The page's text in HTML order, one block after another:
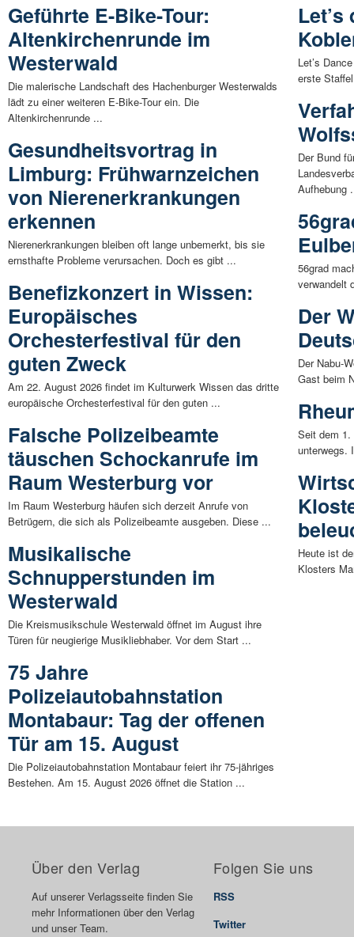
Geführte E-Bike-Tour:
Altenkirchenrunde im
Westerwald
Die malerische Landschaft des Hachenburger Westerwalds
lädt zu einer weiteren E-Bike-Tour ein. Die
Altenkirchenrunde ...
Gesundheitsvortrag in
Limburg: Frühwarnzeichen
von Nierenerkrankungen
erkennen
Nierenerkrankungen bleiben oft lange unbemerkt, bis sie
ernsthafte Probleme verursachen. Doch es gibt ...
Benefizkonzert in Wissen:
Europäisches
Orchesterfestival für den
guten Zweck
Am 22. August 2026 findet im Kulturwerk Wissen das dritte
europäische Orchesterfestival für den guten ...
Falsche Polizeibeamte
täuschen Schockanrufe im
Raum Westerburg vor
Im Raum Westerburg häufen sich derzeit Anrufe von
Betrügern, die sich als Polizeibeamte ausgeben. Diese ...
Musikalische
Schnupperstunden im
Westerwald
Die Kreismusikschule Westerwald öffnet im August ihre
Türen für neugierige Musikliebhaber. Vor dem Start ...
75 Jahre
Polizeiautobahnstation
Montabaur: Tag der offenen
Tür am 15. August
Die Polizeiautobahnstation Montabaur feiert ihr 75-jähriges
Bestehen. Am 15. August 2026 öffnet die Station ...
Let’s
erste
Der Bund
Aufhebung
56grad
verwandelt
Der
Der Nabu-
Gast beim
Seit dem
unterwegs.
Heute ist
Klosters
Über den Verlag
Auf unserer Verlagsseite finden Sie
mehr Informationen über den Verlag
und unser Team.
Folgen Sie uns
RSS
Twitter